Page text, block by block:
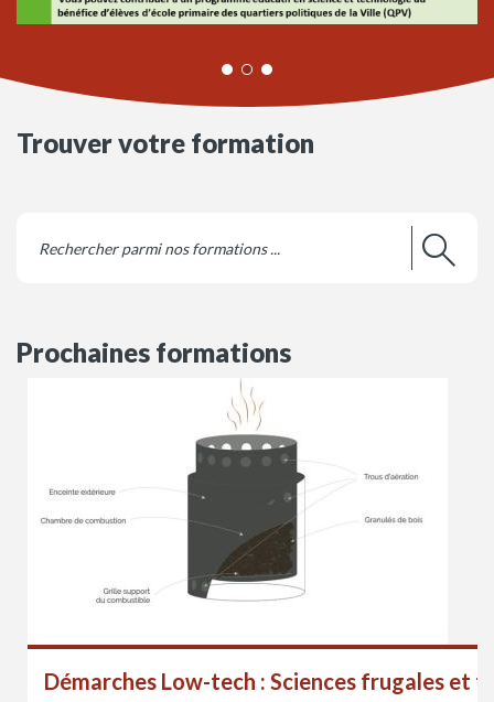
Trouver votre formation
Prochaines formations
Démarches Low-tech : Sciences frugales et